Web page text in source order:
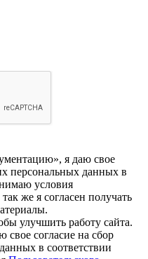
я даю свое
персональных данных в
условия
так же я согласен получать
улучшить работу сайта.
свое согласие на сбор
в соответствии